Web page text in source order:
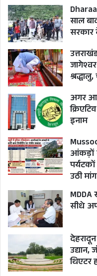
साल
सरकार
अगर
इनाम
आंकड़ों
उठी मांग
MDDA
सीधे